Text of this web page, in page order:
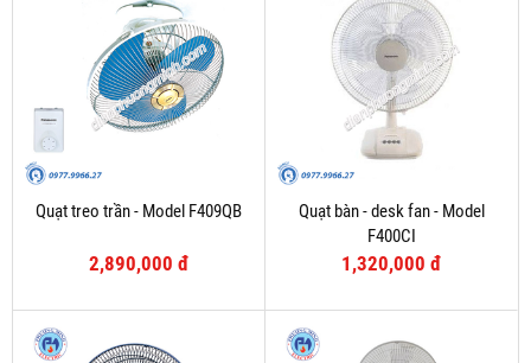
Quạt treo trần - Model F409QB
2,890,000 đ
Quạt bàn - desk fan - Model
F400CI
1,320,000 đ